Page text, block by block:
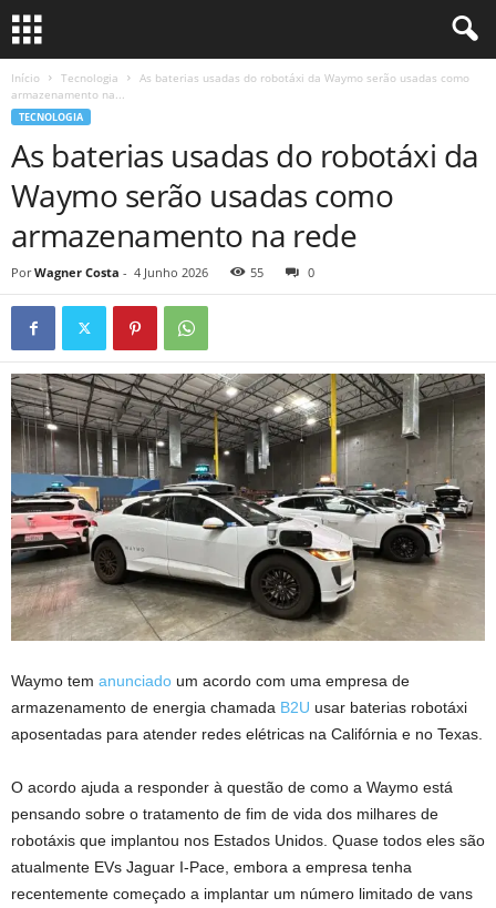
Início Tecnologia
As baterias usadas do robotáxi da Waymo serão usadas como
armazenamento na...
TECNOLOGIA
As baterias usadas do robotáxi da
Waymo serão usadas como
armazenamento na rede
Por Wagner Costa - 4 Junho 2026 55 0
Waymo tem anunciado um acordo com uma empresa de
armazenamento de energia chamada B2U usar baterias robotáxi
aposentadas para atender redes elétricas na Califórnia e no Texas.
O acordo ajuda a responder à questão de como a Waymo está
pensando sobre o tratamento de fim de vida dos milhares de
robotáxis que implantou nos Estados Unidos. Quase todos eles são
atualmente EVs Jaguar I-Pace, embora a empresa tenha
recentemente começado a implantar um número limitado de vans